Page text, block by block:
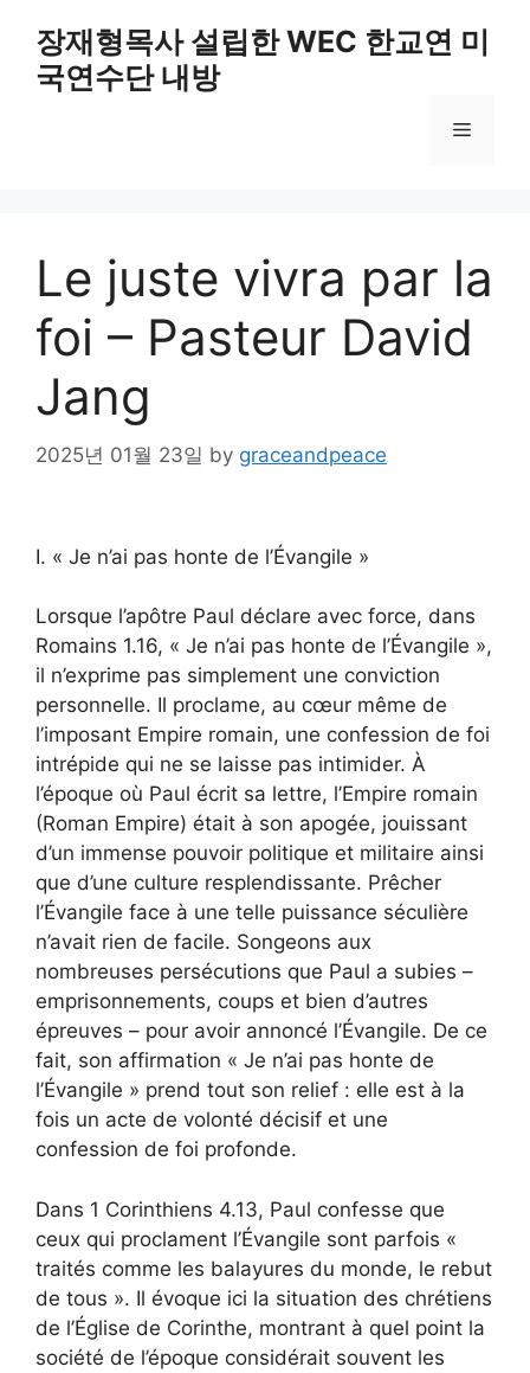
content
장재형목사 설립한 WEC 한교연 미
국연수단 내방
Menu
Le juste vivra par la
foi – Pasteur David
Jang
2025년 01월 23일 by graceandpeace
I. « Je n’ai pas honte de l’Évangile »
Lorsque l’apôtre Paul déclare avec force, dans
Romains 1.16, « Je n’ai pas honte de l’Évangile »,
il n’exprime pas simplement une conviction
personnelle. Il proclame, au cœur même de
l’imposant Empire romain, une confession de foi
intrépide qui ne se laisse pas intimider. À
l’époque où Paul écrit sa lettre, l’Empire romain
(Roman Empire) était à son apogée, jouissant
d’un immense pouvoir politique et militaire ainsi
que d’une culture resplendissante. Prêcher
l’Évangile face à une telle puissance séculière
n’avait rien de facile. Songeons aux
nombreuses persécutions que Paul a subies –
emprisonnements, coups et bien d’autres
épreuves – pour avoir annoncé l’Évangile. De ce
fait, son affirmation « Je n’ai pas honte de
l’Évangile » prend tout son relief : elle est à la
fois un acte de volonté décisif et une
confession de foi profonde.
Dans 1 Corinthiens 4.13, Paul confesse que
ceux qui proclament l’Évangile sont parfois «
traités comme les balayures du monde, le rebut
de tous ». Il évoque ici la situation des chrétiens
de l’Église de Corinthe, montrant à quel point la
société de l’époque considérait souvent les